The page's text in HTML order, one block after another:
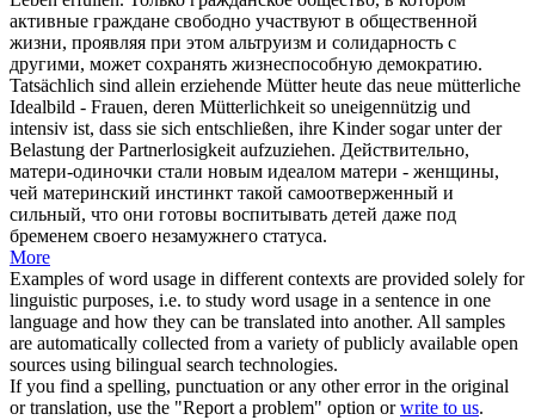
активные граждане свободно участвуют в общественной
жизни, проявляя при этом альтруизм и солидарность с
другими, может сохранять жизнеспособную демократию.
Tatsächlich sind allein erziehende Mütter heute das neue mütterliche
Idealbild - Frauen, deren Mütterlichkeit so uneigennützig und
intensiv ist, dass sie sich entschließen, ihre Kinder sogar unter der
Belastung der Partnerlosigkeit aufzuziehen. Действительно,
матери-одиночки стали новым идеалом матери - женщины,
чей материнский инстинкт такой самоотверженный и
сильный, что они готовы воспитывать детей даже под
бременем своего незамужнего статуса.
More
Examples of word usage in different contexts are provided solely for
linguistic purposes, i.e. to study word usage in a sentence in one
language and how they can be translated into another. All samples
are automatically collected from a variety of publicly available open
sources using bilingual search technologies.
If you find a spelling, punctuation or any other error in the original
or translation, use the "Report a problem" option orwrite to us.